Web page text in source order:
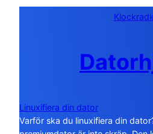
Linuxifiera din dator
Varför ska du linuxifiera din